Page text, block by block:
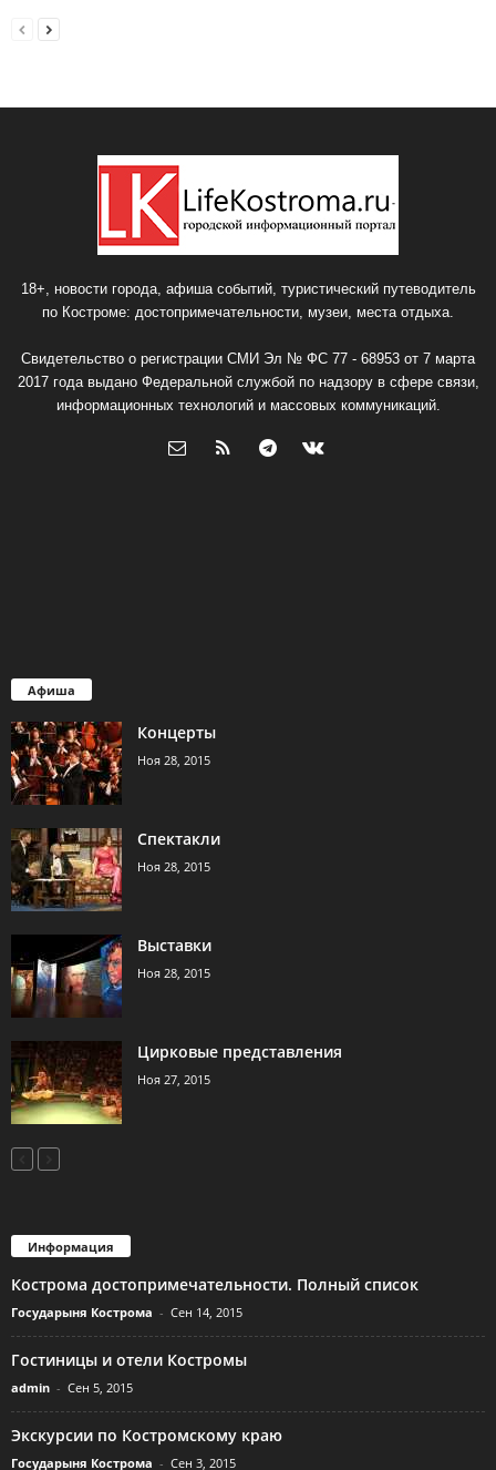
18+, новости города, афиша событий, туристический путеводитель
по Костроме: достопримечательности, музеи, места отдыха.
Свидетельство о регистрации СМИ Эл № ФС 77 - 68953 от 7 марта
2017 года выдано Федеральной службой по надзору в сфере связи,
информационных технологий и массовых коммуникаций.
Афиша
Концерты
Ноя 28, 2015
Спектакли
Ноя 28, 2015
Выставки
Ноя 28, 2015
Цирковые представления
Ноя 27, 2015
Информация
Кострома достопримечательности. Полный список
Государыня Кострома - Сен 14, 2015
Гостиницы и отели Костромы
admin - Сен 5, 2015
Экскурсии по Костромскому краю
Государыня Кострома - Сен 3, 2015